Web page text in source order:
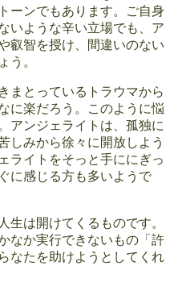
ーンでもあります。ご自身
いような辛い立場でも、ア
叡智を授け、間違いのない
う。
まとっているトラウマから
に楽だろう。このように悩
アンジェライトは、孤独に
しみから徐々に開放しよう
ライトをそっと手ににぎっ
に感じる方も多いようで
生は開けてくるものです。
なか実行できないもの「許
なたを助けようとしてくれ